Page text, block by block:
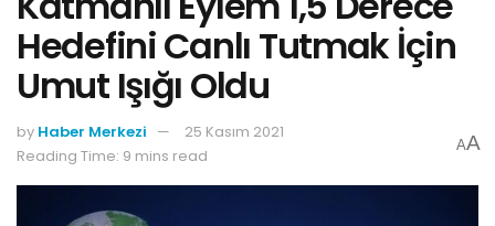
Hedefini Canlı Tutmak İçin
Umut Işığı Oldu
by Haber Merkezi
25 Kasım 2021
Reading Time: 9 mins read
AA